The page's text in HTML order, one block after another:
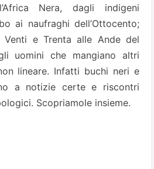
Nera, dagli indigeni
ai naufraghi dell’Ottocento;
Venti e Trenta alle Ande del
uomini che mangiano altri
lineare. Infatti buchi neri e
a notizie certe e riscontri
Scopriamole insieme.